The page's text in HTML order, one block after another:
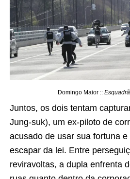
Domingo Maior ::
Juntos, os dois tentam
Jung-suk), um ex-piloto de
acusado de usar sua fortuna
escapar da lei. Entre
reviravoltas, a dupla enfrenta